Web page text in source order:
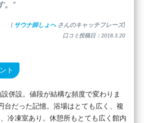
。”
( サウナ師しょへ さんのキャッチフレーズ)
口コミ投稿日：2018.3.20
ト
併設。値段が結構な頻度で変わりま
台だった記憶。浴場はとても広く、複
冷凍室あり。休憩所もとても広く館内